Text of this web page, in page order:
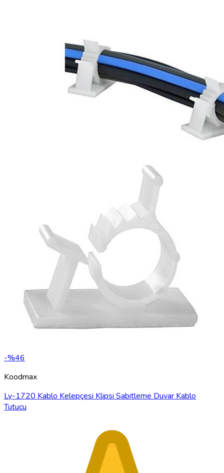
-%46
Koodmax
Ly-1720 Kablo Kelepçesi Klipsi Sabitleme Duvar Kablo
Tutucu